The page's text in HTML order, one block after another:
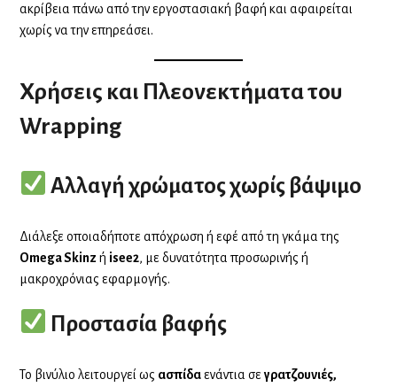
ακρίβεια πάνω από την εργοστασιακή βαφή και αφαιρείται
χωρίς να την επηρεάσει.
Χρήσεις και Πλεονεκτήματα του
Wrapping
Αλλαγή χρώματος χωρίς βάψιμο
Διάλεξε οποιαδήποτε απόχρωση ή εφέ από τη γκάμα της
Omega Skinz ή isee2, με δυνατότητα προσωρινής ή
μακροχρόνιας εφαρμογής.
Προστασία βαφής
Το βινύλιο λειτουργεί ως ασπίδαενάντια σεγρατζουνιές,